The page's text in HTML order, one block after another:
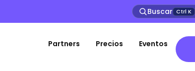
Buscar Ctrl K
Partners Precios Eventos